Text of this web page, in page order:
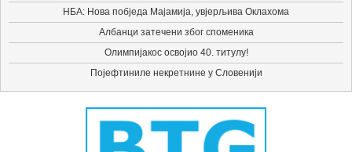
НБА: Нова побједа Мајамија, увјерљива Оклахома
Албанци затечени због споменика
Олимпијакос освојио 40. титулу!
Појефтиниле некретнине у Словенији